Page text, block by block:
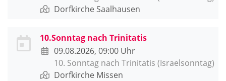
Dorfkirche Saalhausen
10.Sonntag nach Trinitatis
09.08.2026, 09:00 Uhr
10. Sonntag nach Trinitatis (Israelsonntag)
Dorfkirche Missen